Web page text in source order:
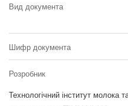
Вид документа
Шифр документа
Розробник
Технологічний інститут молока